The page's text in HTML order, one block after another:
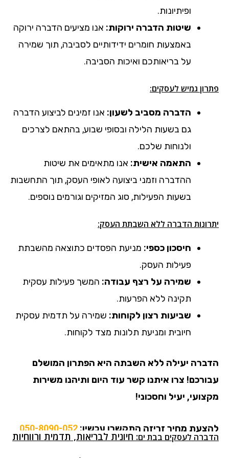
ופיתיונות.
שיטות הדברה ירוקות: אנו מציעים הדברה ירוקה
באמצעות חומרים ידידותיים לסביבה, תוך שמירה
על בריאותכם ואיכות הסביבה.
פתרון גמיש לעסקים:
הדברה מסביב לשעון: אנו זמינים לביצוע הדברה
גם בשעות הלילה ובסופי שבוע, בהתאם לצרכים
ולנוחות שלכם.
התאמה אישית: אנו מתאימים את שיטות
ההדברה וזמני ביצועה לאופי העסק, תוך התחשבות
בשעות הפעילות, סוג המזיקים וגורמים נוספים.
יתרונות הדברה ללא השבתת העסק:
חיסכון כספי: מניעת הפסדים כתוצאה מהשבתת
פעילות העסק.
שמירה על רצף עבודה: המשך פעילות עסקית
תקינה ללא הפרעות.
שביעות רצון לקוחות: שמירה על תדמית עסקית
חיובית ומניעת תלונות מצד לקוחות.
הדברה יעילה ללא השבתה היא הפתרון המושלם
עבורכם! צרו איתנו קשר עוד היום ותיהנו משירות
מקצועי, יעיל וחסכוני!
להצעת מחיר זריזה התקשרו עכשיו: 050-8090-052
הדברה לעסקים בבת ים: חיונית לבריאות, תדמית ורווחיות